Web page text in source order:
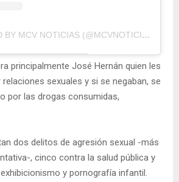
A POST SHARED BY MCV NOTICIAS (@MCVNOTICIAS)
principalmente José Hernán quien les
sexuales y si se negaban, se
por las drogas consumidas,
dos delitos de agresión sexual -más
, cinco contra la salud pública y
y pornografía infantil.